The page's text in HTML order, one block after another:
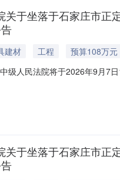
于坐落于石家庄市
建材 工程
预算108万元
级人民法院将于2026年9月7
：住宅。起拍价：108万元，
于坐落于石家庄市